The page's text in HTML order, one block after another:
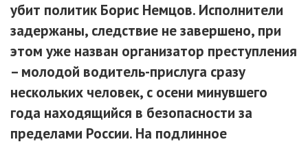
убит политик Борис Немцов. Исполнители
задержаны, следствие не завершено, при
этом уже назван организатор преступления
– молодой водитель-прислуга сразу
нескольких человек, с осени минувшего
года находящийся в безопасности за
пределами России. На подлинное